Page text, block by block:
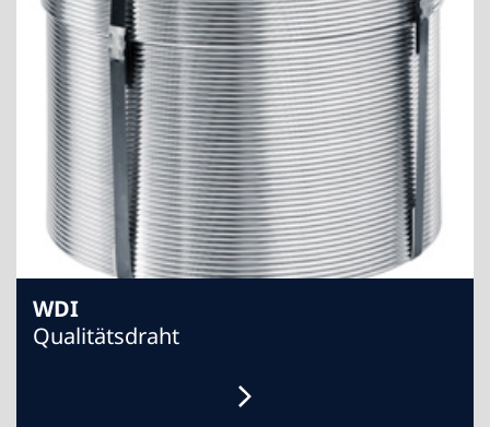
WDI
Qualitätsdraht